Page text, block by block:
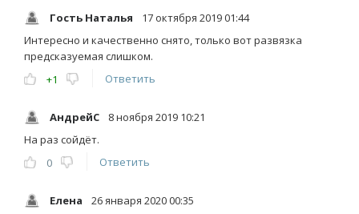
Гость Наталья
17 октября 2019 01:44
Интересно и качественно снято, только вот развязка
предсказуемая слишком.
+1
Ответить
АндрейС
8 ноября 2019 10:21
На раз сойдёт.
0
Ответить
Елена
26 января 2020 00:35